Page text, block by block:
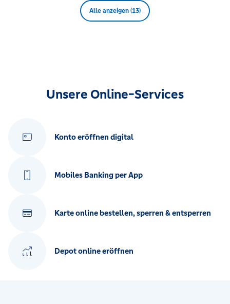
Alle anzeigen (13)
Unsere Online-Services
Konto eröffnen digital
Mobiles Banking per App
Karte online bestellen, sperren & entsperren
Depot online eröffnen